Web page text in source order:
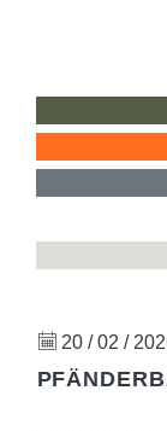
20 / 02 /